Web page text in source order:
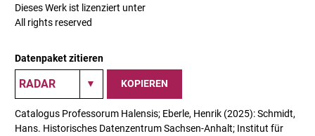
Dieses Werk ist lizenziert unter
All rights reserved
Datenpaket zitieren
KOPIEREN
Catalogus Professorum Halensis; Eberle, Henrik (2025): Schmidt,
Hans. Historisches Datenzentrum Sachsen-Anhalt; Institut für